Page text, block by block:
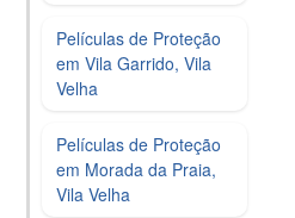
Películas de Proteção
em Vila Garrido, Vila
Velha
Películas de Proteção
em Morada da Praia,
Vila Velha